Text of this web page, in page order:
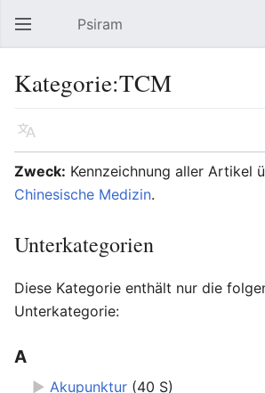
Hauptmenü öffnen Psiram
Kategorie:TCM
Sprache
Zweck: Kennzeichnung aller Artikel
Chinesische Medizin.
Unterkategorien
Diese Kategorie enthält nur die
Unterkategorie:
A
► Akupunktur (40 S)